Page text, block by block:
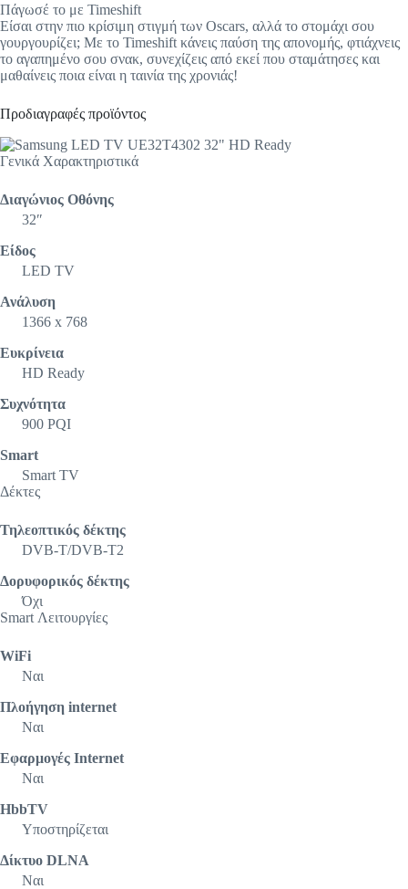
Πάγωσέ το με Timeshift
Είσαι στην πιο κρίσιμη στιγμή των Oscars, αλλά το στομάχι σου
γουργουρίζει; Με το Timeshift κάνεις παύση της απονομής, φτιάχνεις
το αγαπημένο σου σνακ, συνεχίζεις από εκεί που σταμάτησες και
μαθαίνεις ποια είναι η ταινία της χρονιάς!
Προδιαγραφές προϊόντος
Γενικά Xαρακτηριστικά
Διαγώνιος Οθόνης
32″
Είδος
LED TV
Ανάλυση
1366 x 768
Ευκρίνεια
HD Ready
Συχνότητα
900 PQI
Smart
Smart TV
Δέκτες
Τηλεοπτικός δέκτης
DVB-T/DVB-T2
Δορυφορικός δέκτης
Όχι
Smart Λειτουργίες
WiFi
Ναι
Πλοήγηση internet
Ναι
Εφαρμογές Internet
Ναι
HbbTV
Υποστηρίζεται
Δίκτυο DLNA
Ναι